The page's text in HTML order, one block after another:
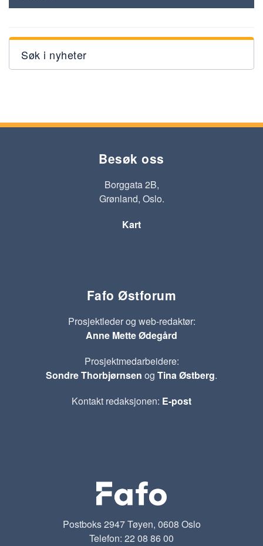
Søk i nyheter
Besøk oss
Borggata 2B,
Grønland, Oslo.
Kart
Fafo Østforum
Prosjektleder og web-redaktør:
Anne Mette Ødegård
Prosjektmedarbeidere:
Sondre Thorbjørnsen og Tina Østberg.
Kontakt redaksjonen: E-post
Postboks 2947 Tøyen, 0608 Oslo
Telefon: 22 08 86 00